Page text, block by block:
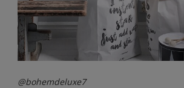
@bohemdeluxe7